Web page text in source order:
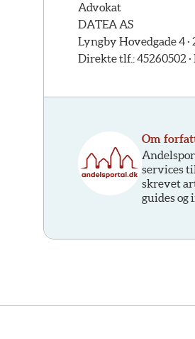
Advokat
DATEA AS
Lyngby Hovedgade 4 ·
Direkte tlf.: 45260502
Om
services
skrevet
guides og